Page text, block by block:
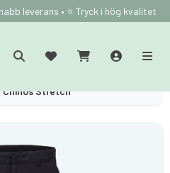
leverans • ⭐ Tryck i hög kvalitet
Chinos Stretch